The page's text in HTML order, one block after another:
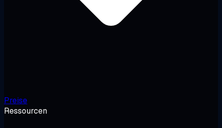
Preise
Ressourcen